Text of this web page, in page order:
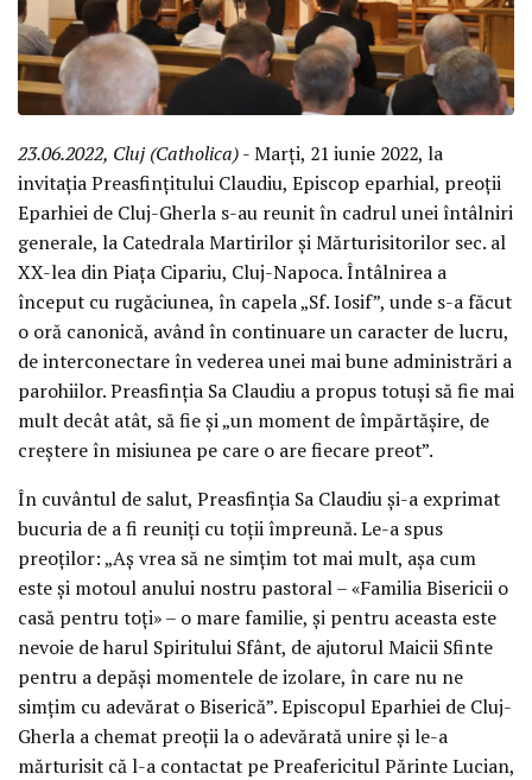
23.06.2022, Cluj (Catholica)- Marți, 21 iunie 2022, la
invitația Preasfințitului Claudiu, Episcop eparhial, preoții
Eparhiei de Cluj-Gherla s-au reunit în cadrul unei întâlniri
generale, la Catedrala Martirilor și Mărturisitorilor sec. al
XX-lea din Piața Cipariu, Cluj-Napoca. Întâlnirea a
început cu rugăciunea, în capela „Sf. Iosif”, unde s-a făcut
o oră canonică, având în continuare un caracter de lucru,
de interconectare în vederea unei mai bune administrări a
parohiilor. Preasfinția Sa Claudiu a propus totuși să fie mai
mult decât atât, să fie și „un moment de împărtășire, de
creștere în misiunea pe care o are fiecare preot”.
În cuvântul de salut, Preasfinția Sa Claudiu și-a exprimat
bucuria de a fi reuniți cu toții împreună. Le-a spus
preoților: „Aș vrea să ne simțim tot mai mult, așa cum
este și motoul anului nostru pastoral – «Familia Bisericii o
casă pentru toți» – o mare familie, și pentru aceasta este
nevoie de harul Spiritului Sfânt, de ajutorul Maicii Sfinte
pentru a depăși momentele de izolare, în care nu ne
simțim cu adevărat o Biserică”. Episcopul Eparhiei de Cluj-
Gherla a chemat preoții la o adevărată unire și le-a
mărturisit că l-a contactat pe Preafericitul Părinte Lucian,